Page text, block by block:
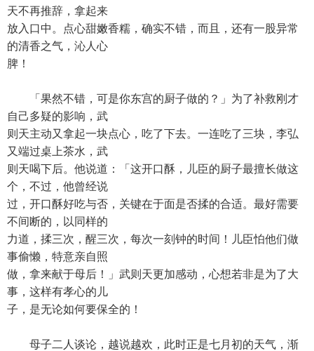
天不再推辞，拿起来
放入口中。点心甜嫩香糯，确实不错，而且，还有一股异常
的清香之气，沁人心
脾！
「果然不错，可是你东宫的厨子做的？」为了补救刚才
自己多疑的影响，武
则天主动又拿起一块点心，吃了下去。一连吃了三块，李弘
又端过桌上茶水，武
则天喝下后。他说道：「这开口酥，儿臣的厨子最擅长做这
个，不过，他曾经说
过，开口酥好吃与否，关键在于面是否揉的合适。最好需要
不间断的，以同样的
力道，揉三次，醒三次，每次一刻钟的时间！儿臣怕他们做
事偷懒，特意亲自照
做，拿来献于母后！」武则天更加感动，心想若非是为了大
事，这样有孝心的儿
子，是无论如何要保全的！
母子二人谈论，越说越欢，此时正是七月初的天气，渐